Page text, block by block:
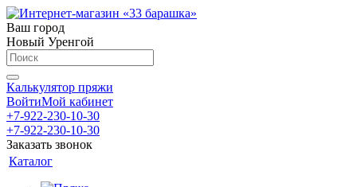
Ваш город
Новый Уренгой
Калькулятор пряжи
ВойтиМой кабинет
+7-922-230-10-30
+7-922-230-10-30
Заказать звонок
Каталог